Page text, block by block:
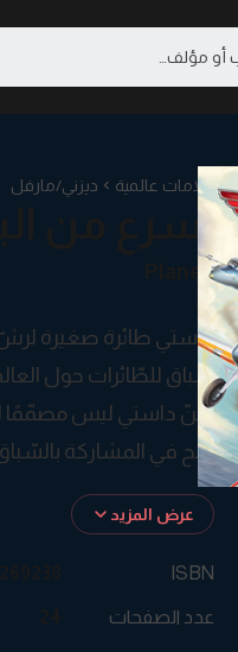
علامات عالمية ديزني/مارفل
أسرع من
Planes
داستي طائرة صغيرة لرشّ
سباق للطّائرات حول
لكنّ داستي ليس مصمّمًا
نجح في المشاركة
هديّتنا 6 تصاميم لطائرات تطير فعلًا. تسلّوا بتركيب داستي ورفاقه!
عرض المزيد
ISBN
عدد الصفحات